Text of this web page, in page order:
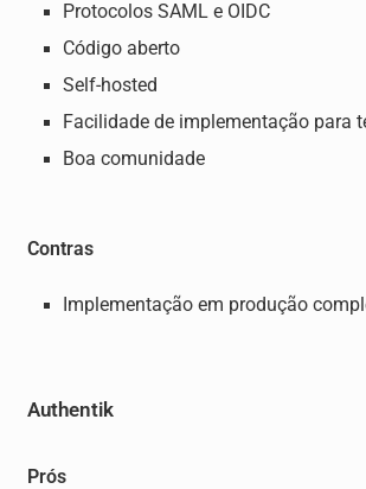
Protocolos SAML e OIDC
Código aberto
Self-hosted
Facilidade de implementação para
Boa comunidade
Contras
Implementação em produção
Authentik
Prós